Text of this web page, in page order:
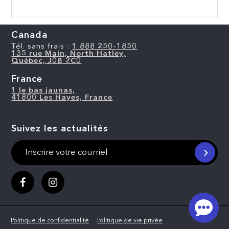
Canada
Tél. sans frais : 1 888 250-1850
135 rue Main, North Hatley,
Québec, J0B 2C0
France
1 le bas jaunas,
41800 Les Hayes, France
Suivez les actualités
Politique de confidentialité Politique de vie privée